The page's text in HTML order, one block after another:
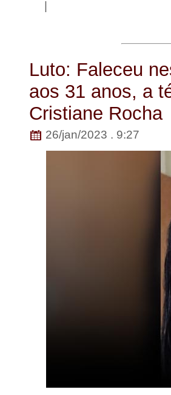
Luto: Faleceu
aos 31 anos, a
Cristiane Rocha
26/jan/2023 . 9:27